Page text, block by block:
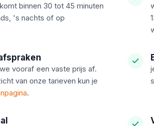
binnen 30 tot 45 minuten
's nachts of op
vooraf een vaste prijs af.
van onze tarieven kun je
.